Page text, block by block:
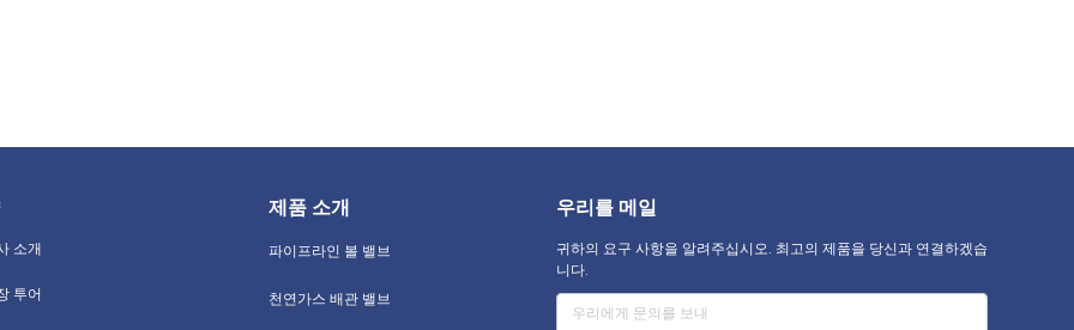
소개
투어
제품 소개
파이프라인 볼 밸브
천연가스 배관 밸브
우리를 메일
귀하의 요구 사항을 알려주십시오. 최고의 제품을 당신과 연결하겠습
니다.